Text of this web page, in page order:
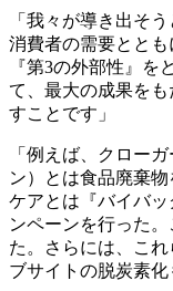
「我々が導き出そ
消費者の需要とと
『第3の外部性』を
て、最大の成果を
すことです」
「例えば、クロー
ン）とは食品廃棄
ケアとは『バイバ
ンペーンを行った
た。さらには、こ
ブサイトの脱炭素化